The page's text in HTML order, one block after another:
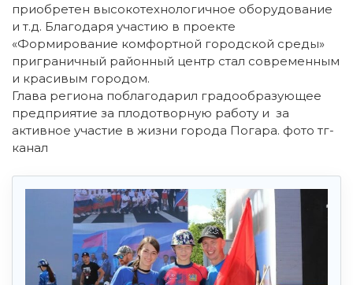
приобретен высокотехнологичное оборудование
и т.д. Благодаря участию в проекте
«Формирование комфортной городской среды»
приграничный районный центр стал современным
и красивым городом.
Глава региона поблагодарил градообразующее
предприятие за плодотворную работу и за
активное участие в жизни города Погара. фото тг-
канал